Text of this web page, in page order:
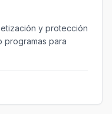
y protección
programas para